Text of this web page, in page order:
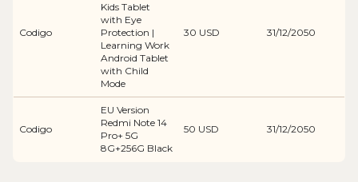
Codigo
Kids Tablet
with Eye
Protection |
Learning Work
Android Tablet
with Child
Mode
30 USD 31/12/2050
Codigo
EU Version
Redmi Note 14
Pro+ 5G
8G+256G Black
50 USD 31/12/2050